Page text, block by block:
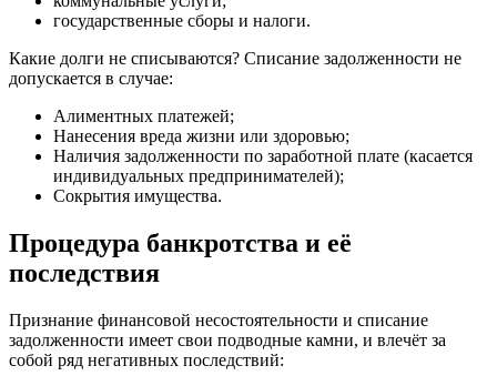
государственные сборы и налоги.
Какие долги не списываются? Списание задолженности не
допускается в случае:
Алиментных платежей;
Нанесения вреда жизни или здоровью;
Наличия задолженности по заработной плате (касается
индивидуальных предпринимателей);
Сокрытия имущества.
Процедура банкротства и её
последствия
Признание финансовой несостоятельности и списание
задолженности имеет свои подводные камни, и влечёт за
собой ряд негативных последствий: